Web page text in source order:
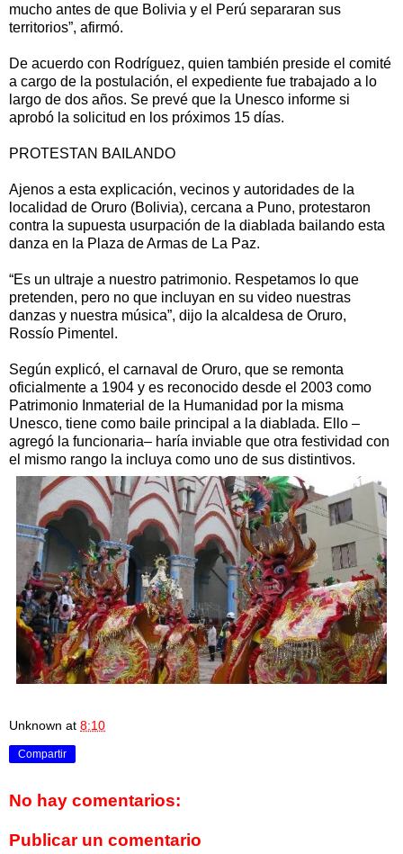
mucho antes de que Bolivia y el Perú separaran sus
territorios”, afirmó.
De acuerdo con Rodríguez, quien también preside el comité
a cargo de la postulación, el expediente fue trabajado a lo
largo de dos años. Se prevé que la Unesco informe si
aprobó la solicitud en los próximos 15 días.
PROTESTAN BAILANDO
Ajenos a esta explicación, vecinos y autoridades de la
localidad de Oruro (Bolivia), cercana a Puno, protestaron
contra la supuesta usurpación de la diablada bailando esta
danza en la Plaza de Armas de La Paz.
“Es un ultraje a nuestro patrimonio. Respetamos lo que
pretenden, pero no que incluyan en su video nuestras
danzas y nuestra música”, dijo la alcaldesa de Oruro,
Rossío Pimentel.
Según explicó, el carnaval de Oruro, que se remonta
oficialmente a 1904 y es reconocido desde el 2003 como
Patrimonio Inmaterial de la Humanidad por la misma
Unesco, tiene como baile principal a la diablada. Ello –
agregó la funcionaria– haría inviable que otra festividad con
el mismo rango la incluya como uno de sus distintivos.
Unknown at 8:10
Compartir
No hay comentarios:
Publicar un comentario